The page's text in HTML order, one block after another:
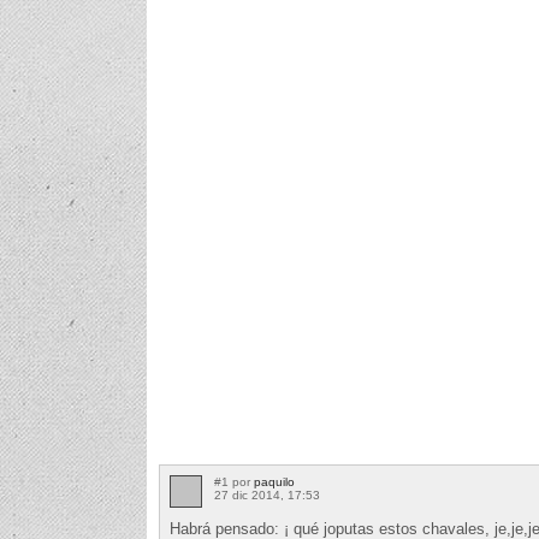
#1 por paquilo
27 dic 2014, 17:53
Habrá pensado: ¡ qué joputas estos chavales,